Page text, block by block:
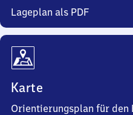
Lageplan als PDF
Karte
Orientierungsplan für den